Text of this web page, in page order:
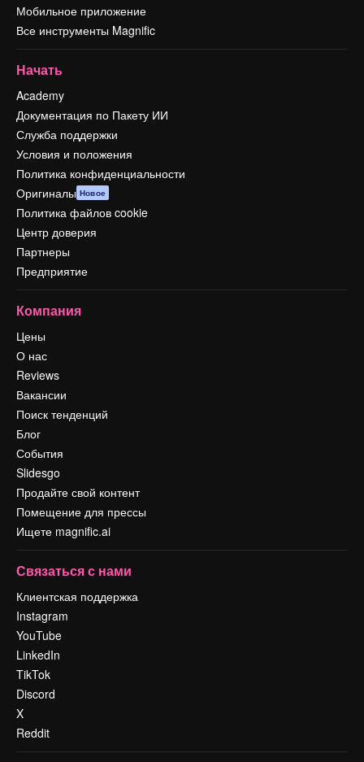
Мобильное приложение
Все инструменты Magnific
Начать
Academy
Документация по Пакету ИИ
Служба поддержки
Условия и положения
Политика конфиденциальности
Оригиналы Новое
Политика файлов cookie
Центр доверия
Партнеры
Предприятие
Компания
Цены
О нас
Reviews
Вакансии
Поиск тенденций
Блог
События
Slidesgo
Продайте свой контент
Помещение для прессы
Ищете magnific.ai
Связаться с нами
Клиентская поддержка
Instagram
YouTube
LinkedIn
TikTok
Discord
X
Reddit